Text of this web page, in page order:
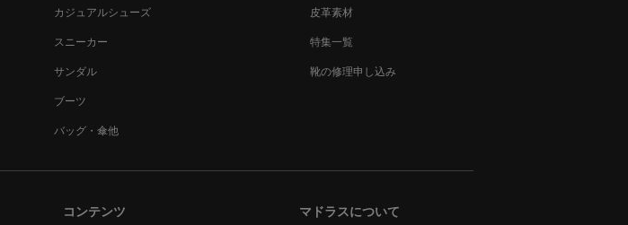
カジュアルシューズ
スニーカー
サンダル
ブーツ
バッグ・傘他
皮革素材
特集一覧
靴の修理申し込み
コンテンツ マドラスについて